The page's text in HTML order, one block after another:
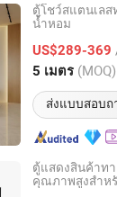
ตู้โชว์สแตนเล
น้ำหอม
US$289-369
5 เมตร (MOQ)
ส่งแบบสอบถ
Products
อัตร
ตู้แสดงสินค้าท
คุณภาพสูงสำห
Cold